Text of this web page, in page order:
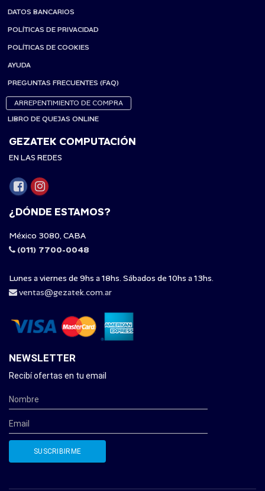
DATOS BANCARIOS
POLÍTICAS DE PRIVACIDAD
POLÍTICAS DE COOKIES
AYUDA
PREGUNTAS FRECUENTES (FAQ)
ARREPENTIMIENTO DE COMPRA
LIBRO DE QUEJAS ONLINE
GEZATEK COMPUTACIÓN
EN LAS REDES
¿DÓNDE ESTAMOS?
México 3080, CABA
(011) 7700-0048
Lunes a viernes de 9hs a 18hs. Sábados de 10hs a 13hs.
ventas@gezatek.com.ar
NEWSLETTER
Recibí ofertas en tu email